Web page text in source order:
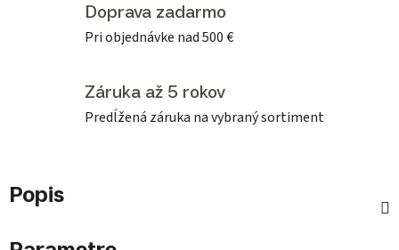
Doprava zadarmo
Pri objednávke nad 500 €
Záruka až 5 rokov
Predĺžená záruka na vybraný sortiment
Popis